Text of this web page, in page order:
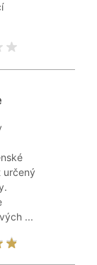
určený
...